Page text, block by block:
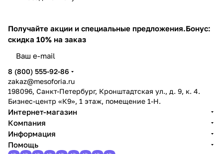
Получайте акции и специальные предложения.Бонус:
скидка 10% на заказ
8 (800) 555-92-86
zakaz@mesoforia.ru
198096, Санкт-Петербург, Кронштадтская ул., д. 9, к. 4.
Бизнес-центр «К9», 1 этаж, помещение 1-Н.
Интернет-магазин
Компания
Информация
Помощь